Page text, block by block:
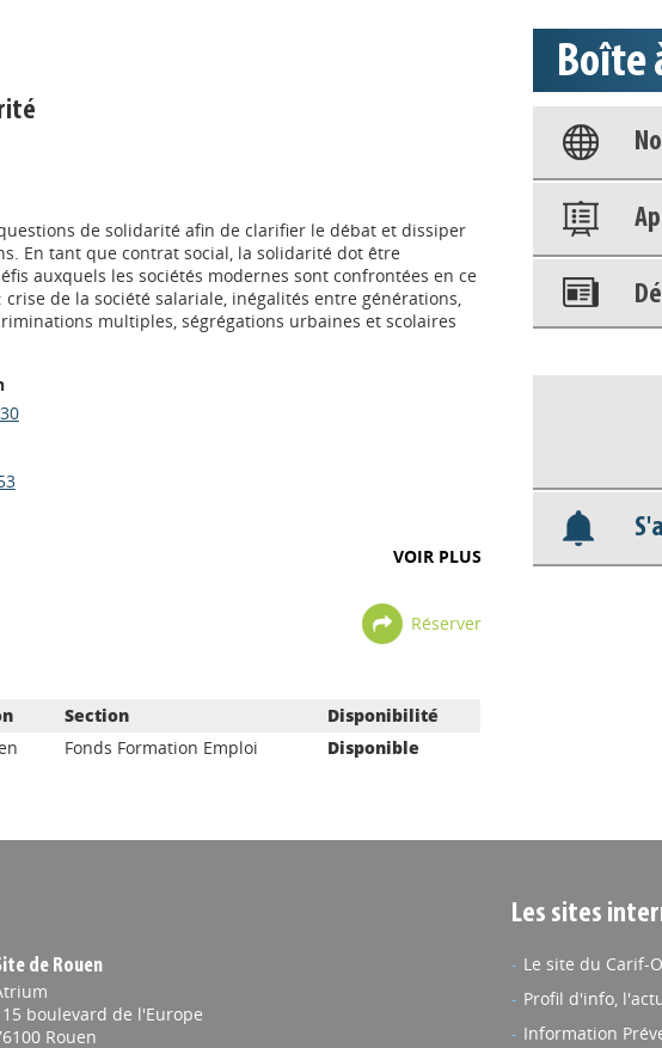
de solidarité afin de clarifier le débat et dissiper
En tant que contrat social, la solidarité dot être
auxquels les sociétés modernes sont confrontées en ce
crise de la société salariale, inégalités entre générations,
multiples, ségrégations urbaines et scolaires
VOIR PLUS
Réserver
Section
Disponibilité
Fonds Formation Emploi Disponible
Boîte
de Rouen
boulevard de l'Europe
Rouen
Les sites
Le site du Carif-
Profil d'info,
Information